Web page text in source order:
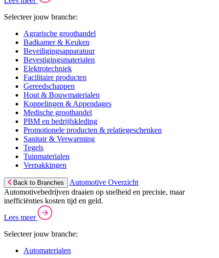
Selecteer jouw branche:
Agrarische groothandel
Badkamer & Keuken
Beveiligingsapparatuur
Bevestigingsmaterialen
Elektrotechniek
Facilitaire producten
Gereedschappen
Hout & Bouwmaterialen
Koppelingen & Appendages
Medische groothandel
PBM en bedrijfskleding
Promotionele producten & relatiegeschenken
Sanitair & Verwarming
Tegels
Tuinmaterialen
Verpakkingen
Back to Branches
Automotive Overzicht
Automotivebedrijven draaien op snelheid en precisie, maar
inefficiënties kosten tijd en geld.
Lees meer
Selecteer jouw branche:
Automaterialen